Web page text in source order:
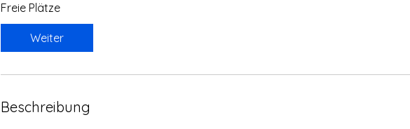
n
Freie Plätze
Weiter
Beschreibung